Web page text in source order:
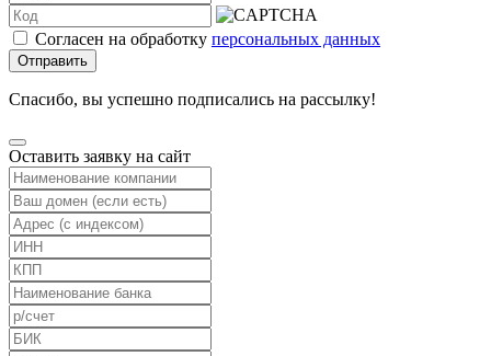
Согласен на обработку персональных данных
Отправить
Спасибо, вы успешно подписались на рассылку!
Оставить заявку на сайт